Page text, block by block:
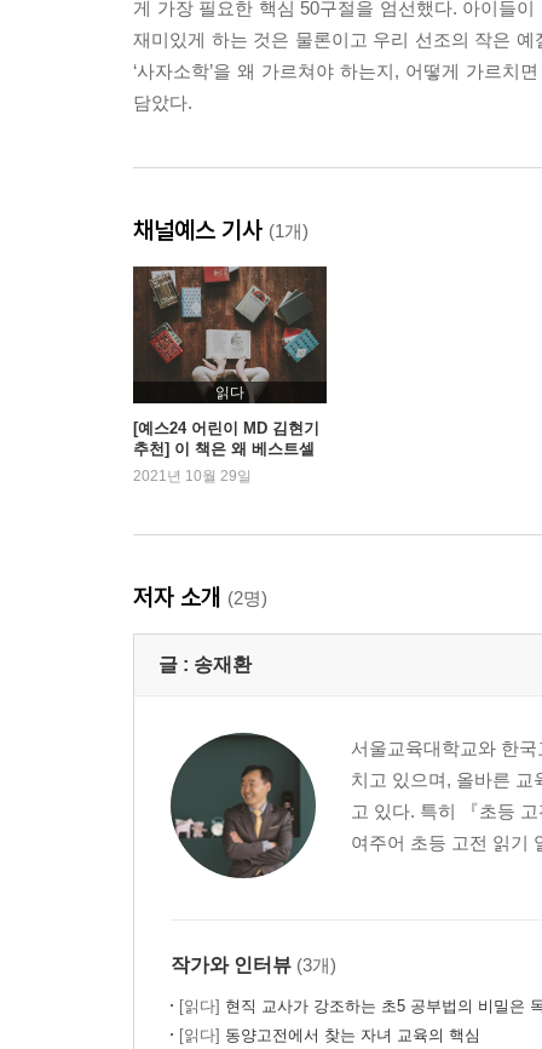
게 가장 필요한 핵심 50구절을 엄선했다. 아이들
재미있게 하는 것은 물론이고 우리 선조의 작은
‘사자소학’을 왜 가르쳐야 하는지, 어떻게 가르
담았다.
채널예스 기사 (1개)
읽다
[예스24 어린이 MD 김현기
추천] 이 책은 왜 베스트셀
러인가?
2021년 10월 29일
저자 소개 (2명)
글 : 송재환
서울교육대학교와 한
치고 있으며, 올바른
고 있다. 특히 『초등
여주어 초등 고전 읽기
작가와 인터뷰 (3개)
[읽다] 현직 교사가 강조하는 초5 공부법의 비밀은
[읽다] 동양고전에서 찾는 자녀 교육의 핵심